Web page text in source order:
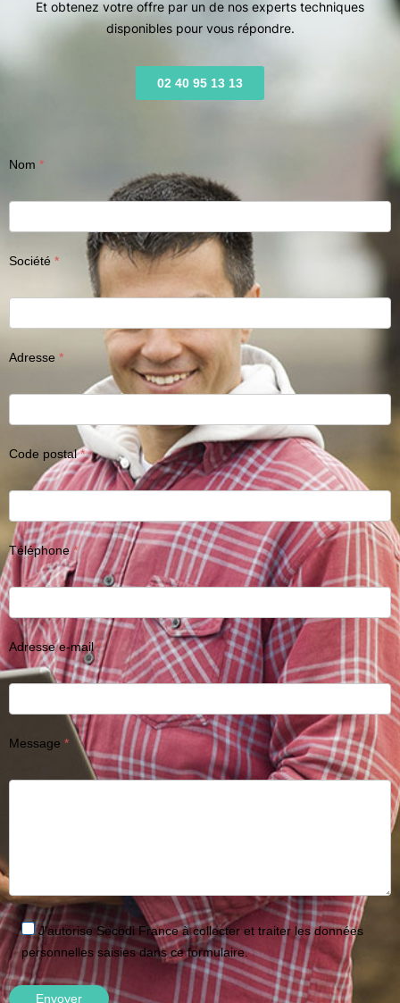
Et obtenez votre offre par un de nos experts techniques
disponibles pour vous répondre.
02 40 95 13 13
Nom
Société
Adresse
Code postal
Téléphone
Adresse e-mail
Message
J'autorise Secodi France à collecter et traiter les données
personnelles saisies dans ce formulaire.